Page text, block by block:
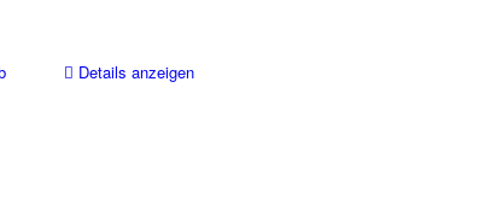
Details anzeigen